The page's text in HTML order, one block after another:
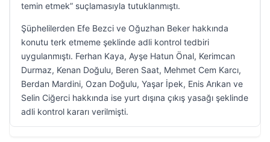
temin etmek” suçlamasıyla tutuklanmıştı.
Şüphelilerden Efe Bezci ve Oğuzhan Beker hakkında
konutu terk etmeme şeklinde adli kontrol tedbiri
uygulanmıştı. Ferhan Kaya, Ayşe Hatun Önal, Kerimcan
Durmaz, Kenan Doğulu, Beren Saat, Mehmet Cem Karcı,
Berdan Mardini, Ozan Doğulu, Yaşar İpek, Enis Arıkan ve
Selin Ciğerci hakkında ise yurt dışına çıkış yasağı şeklinde
adli kontrol kararı verilmişti.